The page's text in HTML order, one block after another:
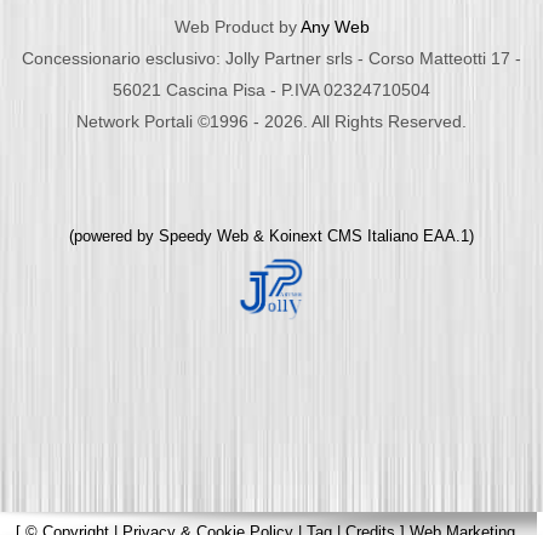
Web Product byAny Web
Concessionario esclusivo: Jolly Partner srls - Corso Matteotti 17 -
56021 Cascina Pisa - P.IVA 02324710504
Network Portali ©1996 - 2026. All Rights Reserved.
(powered by Speedy Web & Koinext CMS Italiano EAA.1)